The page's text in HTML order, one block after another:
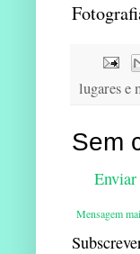
lugares e
Sem
Mensagem